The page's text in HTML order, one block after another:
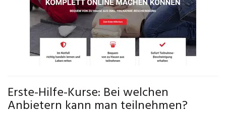
Erste-Hilfe-Kurse: Bei welchen
Anbietern kann man teilnehmen?